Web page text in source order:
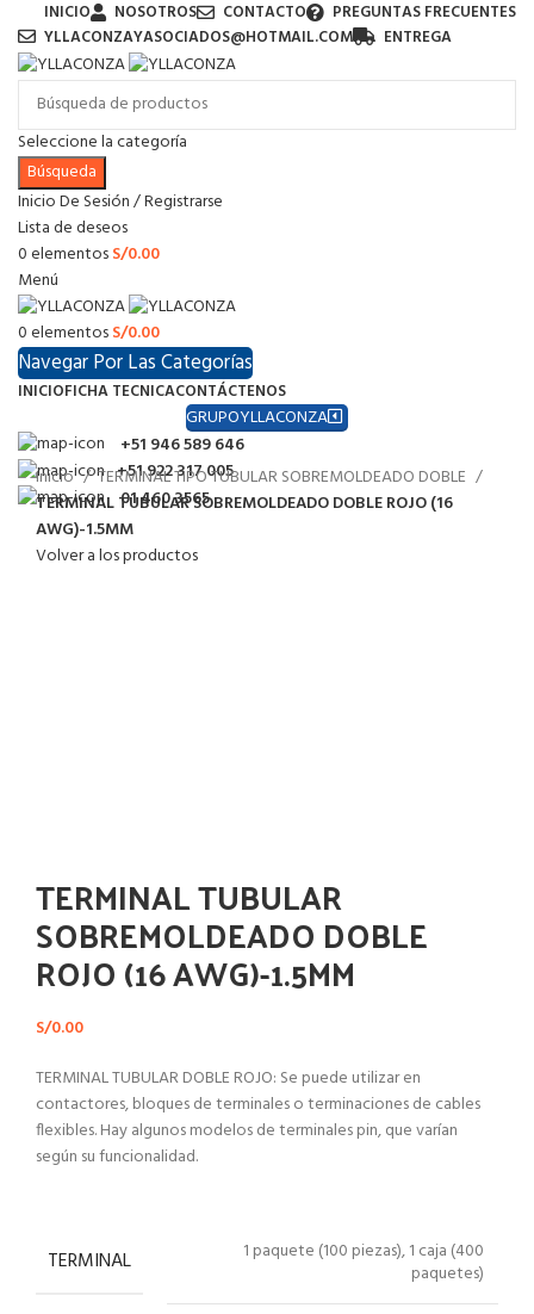
INICIO NOSOTROS CONTACTO
PREGUNTAS FRECUENTES
YLLACONZAYASOCIADOS@HOTMAIL.COM
ENTREGA
Seleccione la categoría
Búsqueda
Inicio De Sesión / Registrarse
Lista de deseos
0elementosS/0.00
Menú
0elementosS/0.00
Navegar Por Las Categorías
INICIOFICHA TECNICACONTÁCTENOS
GRUPOYLLACONZA
+51 946 589 646
+51 922 317 005
01 460 3565
Inicio
TERMINAL TIPO TUBULAR SOBREMOLDEADO DOBLE
TERMINAL TUBULAR SOBREMOLDEADO DOBLE ROJO (16
AWG)-1.5MM
Volver a los productos
TERMINAL TUBULAR
SOBREMOLDEADO DOBLE
ROJO (16 AWG)-1.5MM
S/0.00
TERMINAL TUBULAR DOBLE ROJO: Se puede utilizar en
contactores, bloques de terminales o terminaciones de cables
flexibles. Hay algunos modelos de terminales pin, que varían
según su funcionalidad.
TERMINAL
1 paquete (100 piezas), 1 caja (400
paquetes)